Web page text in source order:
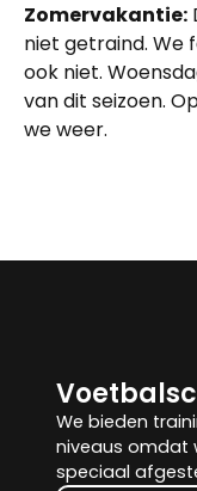
Zomervakantie:
niet getraind. We
ook niet.
van dit seizoen.
we weer.
We bieden
niveaus omdat
speciaal